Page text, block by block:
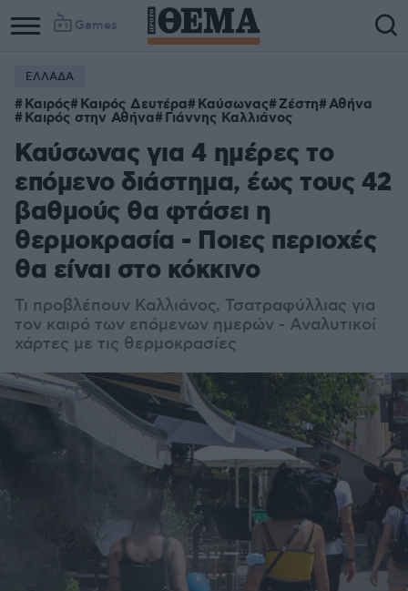
Games
Column
1
Column
2
ΕΛΛΑΔΑ
Καιρός Καιρός Δευτέρα Καύσωνας Ζέστη Αθήνα
Καιρός στην Αθήνα Γιάννης Καλλιάνος
Καύσωνας για 4 ημέρες το
επόμενο διάστημα, έως τους 42
βαθμούς θα φτάσει η
θερμοκρασία - Ποιες περιοχές
θα είναι στο κόκκινο
Τι προβλέπουν Καλλιάνος, Τσατραφύλλιας για
τον καιρό των επόμενων ημερών - Αναλυτικοί
χάρτες με τις θερμοκρασίες